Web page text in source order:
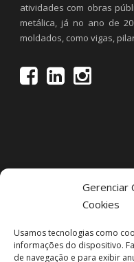
Gerenciar
Cookies
Usamos tecnologias como
informações do dispositivo.
de navegação e para exibir
atividades com obras
metálica, já no ano de
moldados, como vigas,